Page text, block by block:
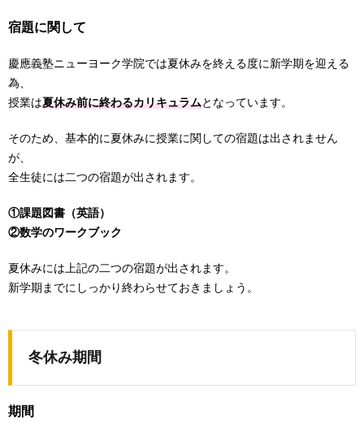
宿題に関して
慶應義塾ニューヨーク学院では夏休みを終える度に新学期を迎える
為、
授業は夏休み前に終わるカリキュラムとなっています。
そのため、基本的に夏休みに授業に関しての宿題は出されません
が、
全生徒には二つの宿題が出されます。
①課題図書（英語）
②数学のワークブック
夏休みには上記の二つの宿題が出されます。
新学期までにしっかり終わらせておきましょう。
冬休み期間
期間